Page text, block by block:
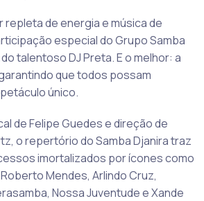
de energia e música de
especial do Grupo Samba
talentoso DJ Preta. E o melhor: a
que todos possam
único.
de Felipe Guedes e direção de
o repertório do Samba Djanira traz
imortalizados por ícones como
Mendes, Arlindo Cruz,
Nossa Juventude e Xande